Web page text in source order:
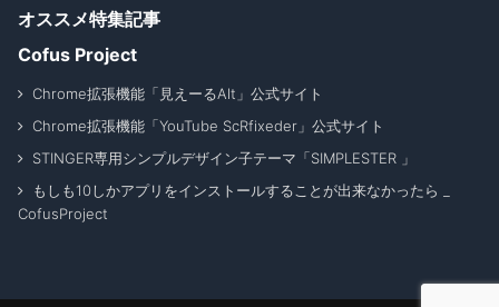
オススメ特集記事
Cofus Project
Chrome拡張機能「見えーるAlt」公式サイト
Chrome拡張機能「YouTube ScRfixeder」公式サイト
STINGER専用シンプルデザイン子テーマ「SIMPLESTER 」
もしも10しかアプリをインストールすることが出来なかったら _
CofusProject